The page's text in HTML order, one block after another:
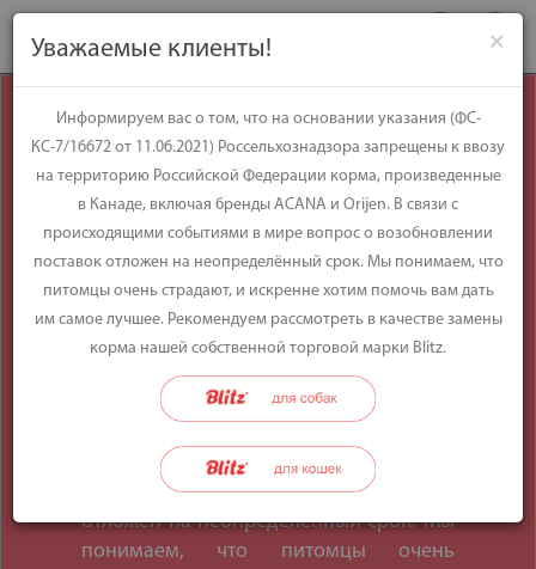
Уважаемые
клиенты!
Информируем вас о том, что на
основании указания (ФС-КС-7/16672 от
11.06.2021) Россельхознадзора
запрещены к ввозу на территорию
Российской Федерации корма,
произведенные в Канаде, включая
происходящими событиями в мире
вопрос о возобновлении поставок
отложен на неопределённый срок. Мы
понимаем, что питомцы очень
×
Уважаемые клиенты!
Информируем вас о том, что на основании указания (ФС-
КС-7/16672 от 11.06.2021) Россельхознадзора запрещены к ввозу
на территорию Российской Федерации корма, произведенные
в Канаде, включая бренды ACANA и Orijen. В связи с
происходящими событиями в мире вопрос о возобновлении
поставок отложен на неопределённый срок. Мы понимаем, что
питомцы очень страдают, и искренне хотим помочь вам дать
им самое лучшее. Рекомендуем рассмотреть в качестве замены
корма нашей собственной торговой марки Blitz.